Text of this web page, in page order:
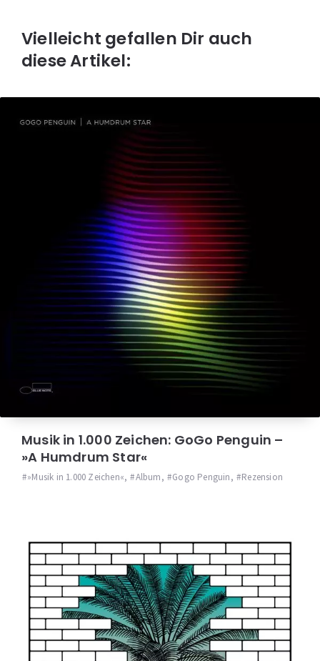
Vielleicht gefallen Dir auch
diese Artikel:
Musik in 1.000 Zeichen: GoGo Penguin –
»A Humdrum Star«
»Musik in 1.000 Zeichen«, Album, Gogo Penguin, Rezension